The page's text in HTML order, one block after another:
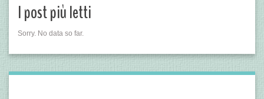
I post più letti
Sorry. No data so far.